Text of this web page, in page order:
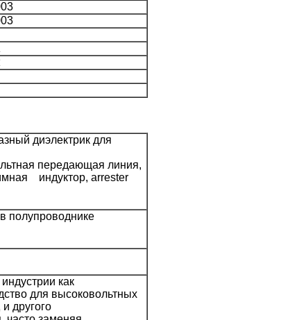
диэлектрик для
передающая линия,
индуктор, arrester
полупроводнике
как
для высоковольтных
другого